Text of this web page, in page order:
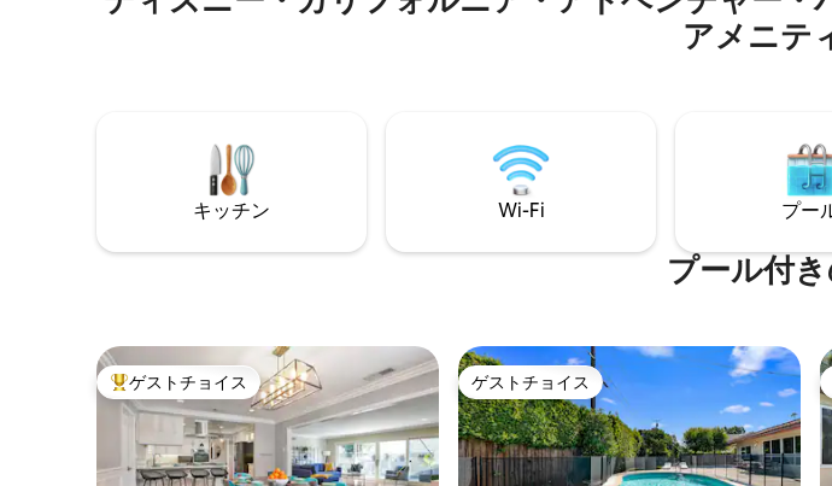
ナッツベリーファームなど、アナハイム
住人の一人は警察官です！ - ジャグジーの
みご利用可能です。3時間ごとに50ドルが
請求されます。
まぐれなワンダーランドに足を踏み入れ
てください！不思議の国のアリスの魔法
に触発された、この広々とした魅力的な
を探しているあらゆる年齢のゲストに楽
しい休息を提供します。
ア⁠メ⁠ニ⁠テ⁠
キッチン Wi-Fi プー
プール付
大好評のゲストチョイスです。
ゲストチョイス ゲストチョイス
ゲストチョイス